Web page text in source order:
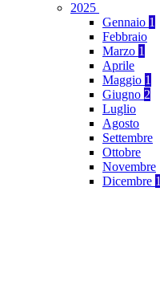
2025
Gennaio 1
Febbraio
Marzo 1
Aprile
Maggio 1
Giugno 2
Luglio
Agosto
Settembre
Ottobre
Novembre
Dicembre 1